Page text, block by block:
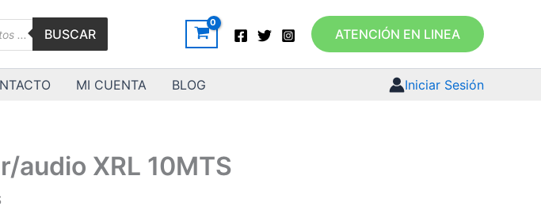
BUSCAR ATENCIÓN EN LINEA
MI CUENTA BLOG Iniciar Sesión
audio XRL 10MTS